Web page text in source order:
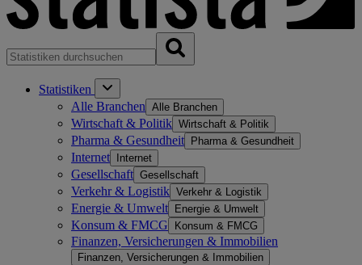
Statistiken
Alle Branchen Alle Branchen
Wirtschaft & Politik Wirtschaft & Politik
Pharma & Gesundheit Pharma & Gesundheit
Internet Internet
Gesellschaft Gesellschaft
Verkehr & Logistik Verkehr & Logistik
Energie & Umwelt Energie & Umwelt
Konsum & FMCG Konsum & FMCG
Finanzen, Versicherungen & Immobilien
Finanzen, Versicherungen & Immobilien